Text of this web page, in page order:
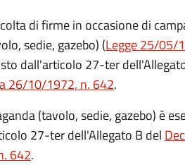
di firme in occasione di
sedie, gazebo) (Legge 25/05/
dall'articolo 27-ter
26/10/1972, n. 642.
(tavolo, sedie, gazebo) è
27-ter dell'Allegato B del
642.